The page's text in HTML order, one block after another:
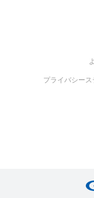
プライバシース